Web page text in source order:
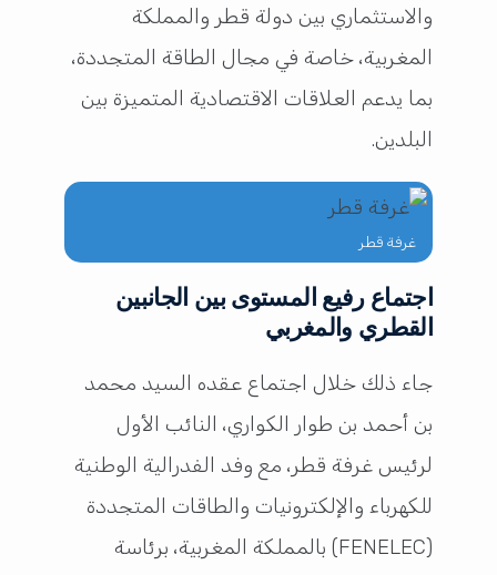
والاستثماري بين دولة قطر والمملكة
المغربية، خاصة في مجال الطاقة المتجددة،
بما يدعم العلاقات الاقتصادية المتميزة بين
البلدين.
غرفة قطر
اجتماع رفيع المستوى بين الجانبين
القطري والمغربي
جاء ذلك خلال اجتماع عقده السيد محمد
بن أحمد بن طوار الكواري، النائب الأول
لرئيس غرفة قطر، مع وفد الفدرالية الوطنية
للكهرباء والإلكترونيات والطاقات المتجددة
(FENELEC) بالمملكة المغربية، برئاسة